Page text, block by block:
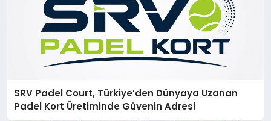
SRV Padel Court, Türkiye’den Dünyaya Uzanan
Padel Kort Üretiminde Güvenin Adresi